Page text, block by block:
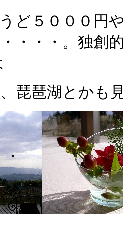
ど５０００円
・・・。独創
琵琶湖とかも